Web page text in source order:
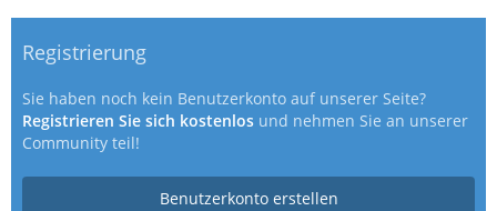
Registrierung
Sie haben noch kein Benutzerkonto auf unserer Seite?
Registrieren Sie sich kostenlos und nehmen Sie an unserer
Community teil!
Benutzerkonto erstellen